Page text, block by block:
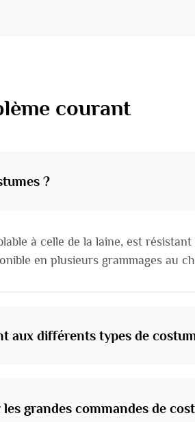
courant
?
à celle de la laine, est
en plusieurs grammages au
aux différents types de
grandes commandes de